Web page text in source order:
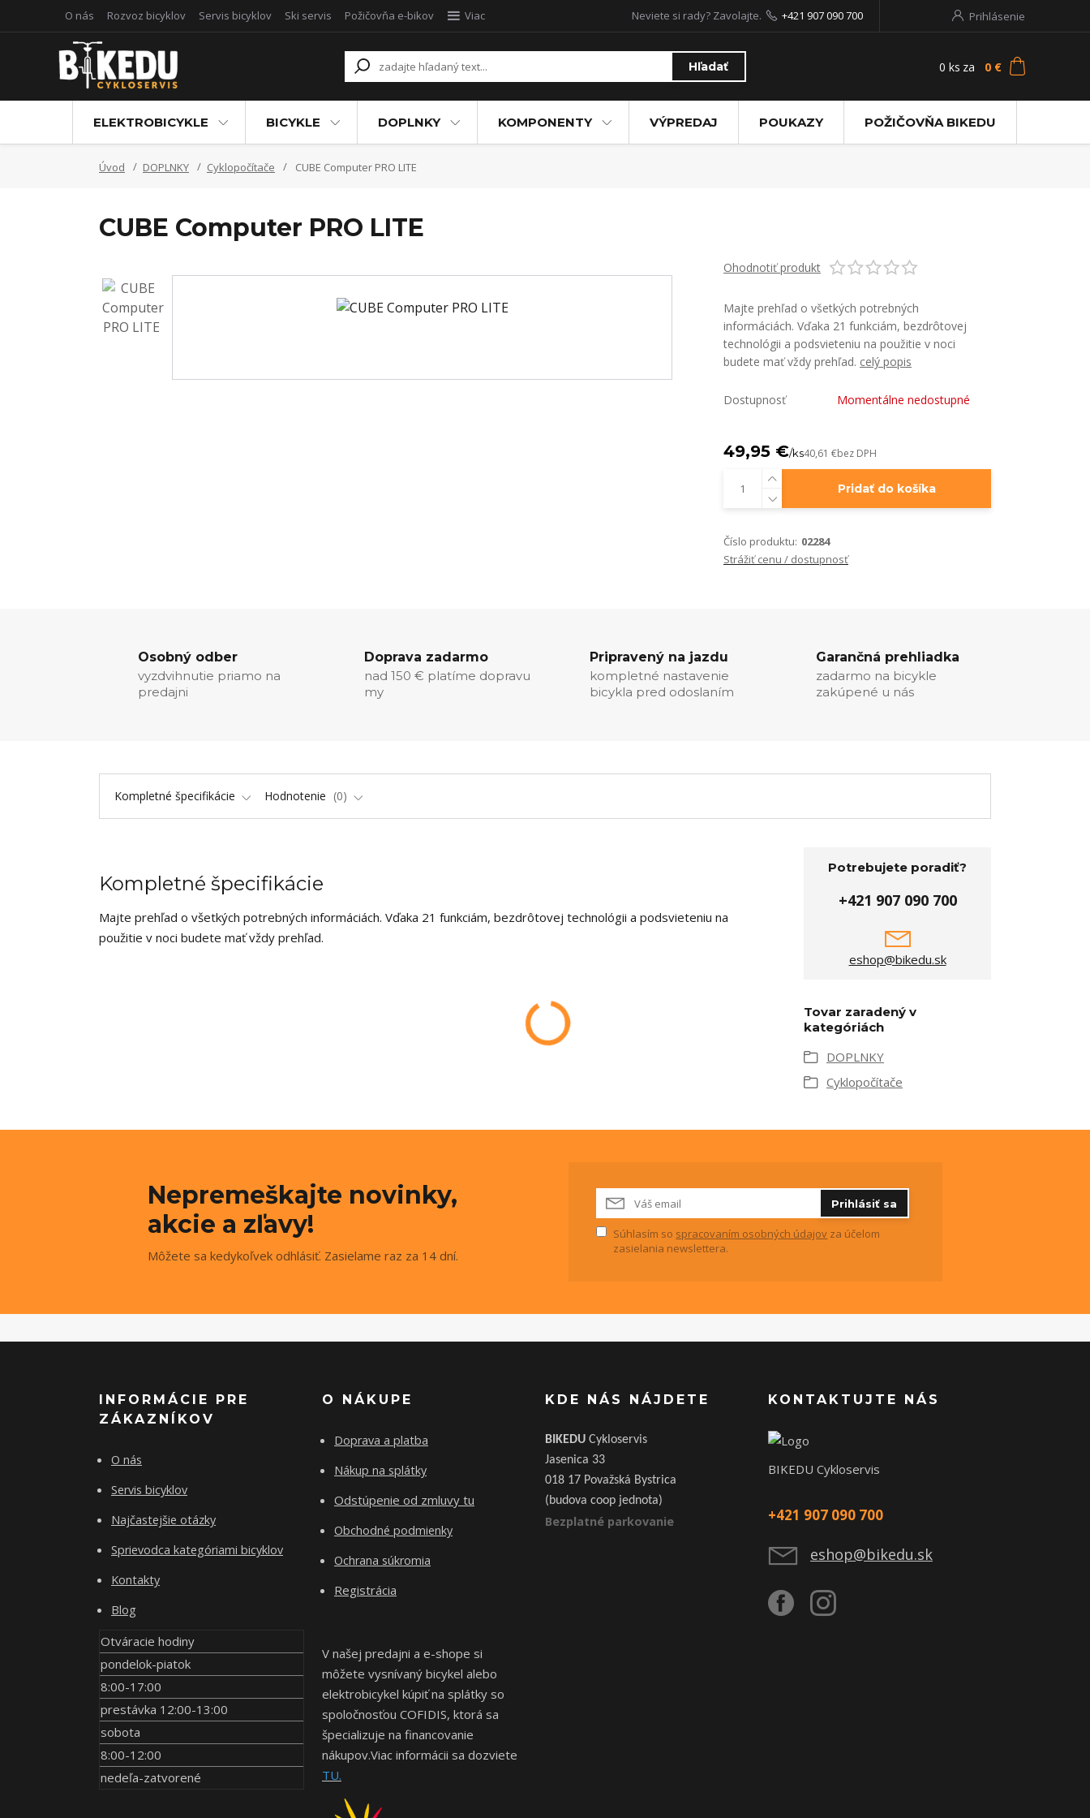
O nás Rozvoz bicyklov Servis bicyklov Ski servis Požičovňa e-bikov Viac Prihlásenie
Hľadať
Neviete si rady? Zavolajte. +421 907 090 700
0 ks za 0 €
ELEKTROBICYKLE BICYKLE DOPLNKY KOMPONENTY VÝPREDAJ POUKAZY POŽIČOVŇA BIKEDU
Úvod DOPLNKY Cyklopočítače CUBE Computer PRO LITE
CUBE Computer PRO LITE
Ohodnotiť produkt
Majte prehľad o všetkých potrebných
informáciách. Vďaka 21 funkciám, bezdrôtovej
technológii a podsvieteniu na použitie v noci
budete mať vždy prehľad. celý popis
Dostupnosť Momentálne nedostupné
49,95 €/ks40,61 €bez DPH
Pridať do košíka
Číslo produktu: 02284
Strážiť cenu / dostupnosť
Osobný odber
vyzdvihnutie priamo na
predajni
Doprava zadarmo
nad 150 € platíme dopravu
my
Pripravený na jazdu
kompletné nastavenie
bicykla pred odoslaním
Garančná prehliadka
zadarmo na bicykle
zakúpené u nás
Kompletné špecifikácie Hodnotenie 0
Kompletné špecifikácie
Majte prehľad o všetkých potrebných informáciách. Vďaka 21 funkciám, bezdrôtovej technológii a podsvieteniu na
použitie v noci budete mať vždy prehľad.
Potrebujete poradiť?
+421 907 090 700
eshop@bikedu.sk
Tovar zaradený v
kategóriách
DOPLNKY
Cyklopočítače
Nepremeškajte novinky,
akcie a zľavy!
Môžete sa kedykoľvek odhlásiť. Zasielame raz za 14 dní.
Prihlásiť sa
Súhlasím so spracovaním osobných údajov za účelom
zasielania newslettera.
INFORMÁCIE PRE
ZÁKAZNÍKOV
O nás
Servis bicyklov
Najčastejšie otázky
Sprievodca kategóriami bicyklov
Kontakty
Blog
Otváracie hodiny
pondelok-piatok
8:00-17:00
prestávka 12:00-13:00
sobota
8:00-12:00
nedeľa-zatvorené
O NÁKUPE
Doprava a platba
Nákup na splátky
Odstúpenie od zmluvy tu
Obchodné podmienky
Ochrana súkromia
Registrácia
V našej predajni a e-shope si
môžete vysnívaný bicykel alebo
elektrobicykel kúpiť na splátky so
spoločnosťou COFIDIS, ktorá sa
špecializuje na financovanie
nákupov.Viac informácii sa dozviete
TU.
KDE NÁS NÁJDETE
BIKEDU Cykloservis
Jasenica 33
018 17 Považská Bystrica
(budova coop jednota)
Bezplatné parkovanie
KONTAKTUJTE NÁS
BIKEDU Cykloservis
+421 907 090 700
eshop@bikedu.sk